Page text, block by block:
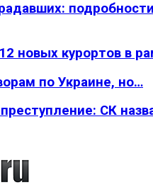
новых курортов в
по Украине, но…
СК